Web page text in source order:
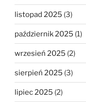
listopad 2025 (3)
październik 2025 (1)
wrzesień 2025 (2)
sierpień 2025 (3)
lipiec 2025 (2)